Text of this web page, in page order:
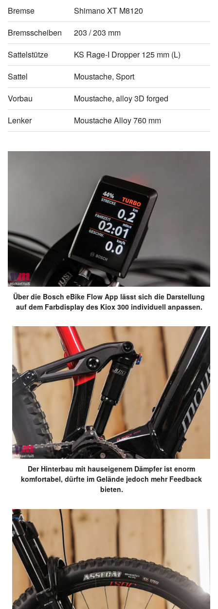
Bremse
Shimano XT M8120
Bremsscheiben
203 / 203 mm
Sattelstütze
KS Rage-I Dropper 125 mm (L)
Sattel
Moustache, Sport
Vorbau
Moustache, alloy 3D forged
Lenker
Moustache Alloy 760 mm
Über die Bosch eBike Flow App lässt sich die Darstellung
auf dem Farbdisplay des Kiox 300 individuell anpassen.
Der Hinterbau mit hauseigenem Dämpfer ist enorm
komfortabel, dürfte im Gelände jedoch mehr Feedback
bieten.